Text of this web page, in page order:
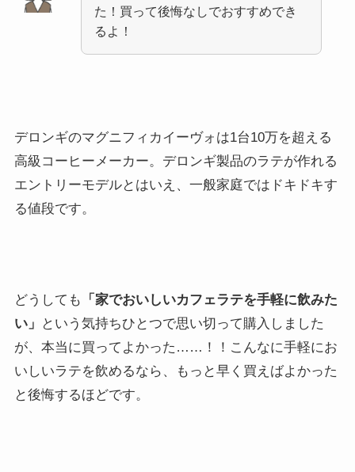
た！買って後悔なしでおすすめでき
るよ！
デロンギのマグニフィカイーヴォは1台10万を超える
高級コーヒーメーカー。デロンギ製品のラテが作れる
エントリーモデルとはいえ、一般家庭ではドキドキす
る値段です。
どうしても
「家でおいしいカフェラテを手軽に飲みた
い」
という気持ちひとつで思い切って購入しました
が、本当に買ってよかった……！！こんなに手軽にお
いしいラテを飲めるなら、もっと早く買えばよかった
と後悔するほどです。